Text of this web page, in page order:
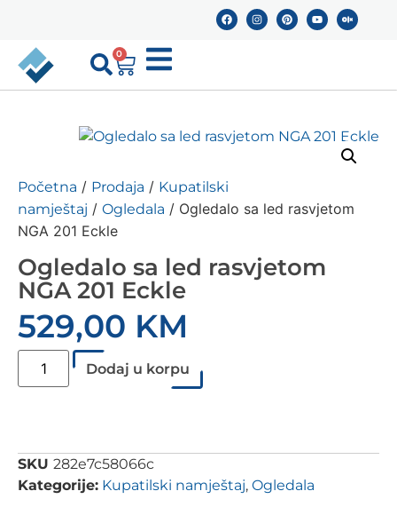
0
Početna / Prodaja / Kupatilski
namještaj / Ogledala / Ogledalo sa led rasvjetom
NGA 201 Eckle
Ogledalo sa led rasvjetom
NGA 201 Eckle
529,00 KM
Dodaj u korpu
SKU 282e7c58066c
Kategorije: Kupatilski namještaj, Ogledala